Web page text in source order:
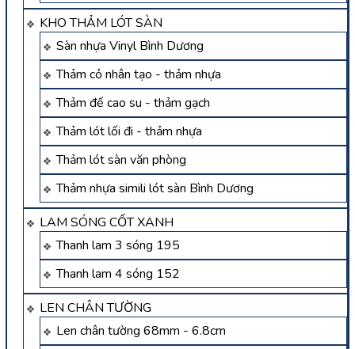
KHO THẢM LÓT SÀN
Sàn nhựa Vinyl Bình Dương
Thảm cỏ nhân tạo - thảm nhựa
Thảm đế cao su - thảm gạch
Thảm lót lối đi - thảm nhựa
Thảm lót sàn văn phòng
Thảm nhựa simili lót sàn Bình Dương
LAM SÓNG CỐT XANH
Thanh lam 3 sóng 195
Thanh lam 4 sóng 152
LEN CHÂN TƯỜNG
Len chân tường 68mm - 6.8cm